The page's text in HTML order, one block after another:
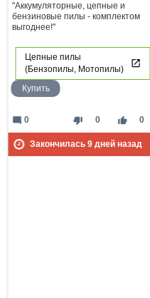
"Аккумуляторные, цепные и
бензиновые пилы - комплектом
выгоднее!"
Цепные пилы
(Бензопилы, Мотопилы)
Купить
thumb_down 0 thumb_up 0
mode_comment 0
Закончилась 9дней назад